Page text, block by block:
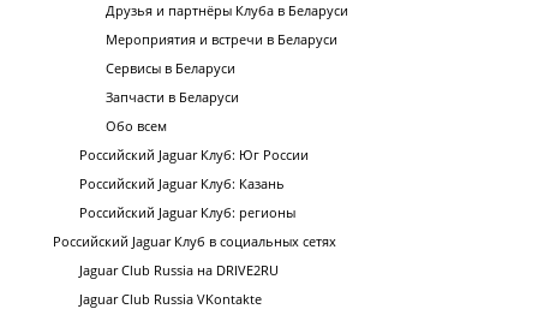
Друзья и партнёры Клуба в Беларуси
Мероприятия и встречи в Беларуси
Сервисы в Беларуси
Запчасти в Беларуси
Обо всем
Российский Jaguar Клуб: Юг России
Российский Jaguar Клуб: Казань
Российский Jaguar Клуб: регионы
Российский Jaguar Клуб в социальных сетях
Jaguar Club Russia на DRIVE2RU
Jaguar Club Russia VKontakte